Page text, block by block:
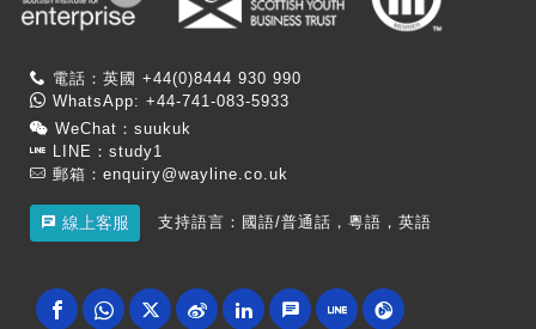
電話：英國 +44(0)8444 930 990
WhatsApp: +44-741-083-5933
WeChat：suukuk
LINE：study1
郵箱： enquiry@wayline.co.uk
線上客服 支持語言：國語/普通話，粵語，英語